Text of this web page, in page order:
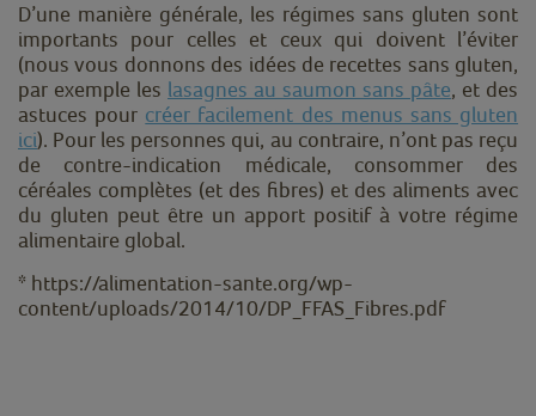
D’une manière générale, les régimes sans gluten sont
importants pour celles et ceux qui doivent l’éviter
(nous vous donnons des idées de recettes sans gluten,
par exemple les lasagnes au saumon sans pâte, et des
astuces pour créer facilement des menus sans gluten
ici). Pour les personnes qui, au contraire, n’ont pas reçu
de contre-indication médicale, consommer des
céréales complètes (et des fibres) et des aliments avec
du gluten peut être un apport positif à votre régime
alimentaire global.
* https://alimentation-sante.org/wp-
content/uploads/2014/10/DP_FFAS_Fibres.pdf